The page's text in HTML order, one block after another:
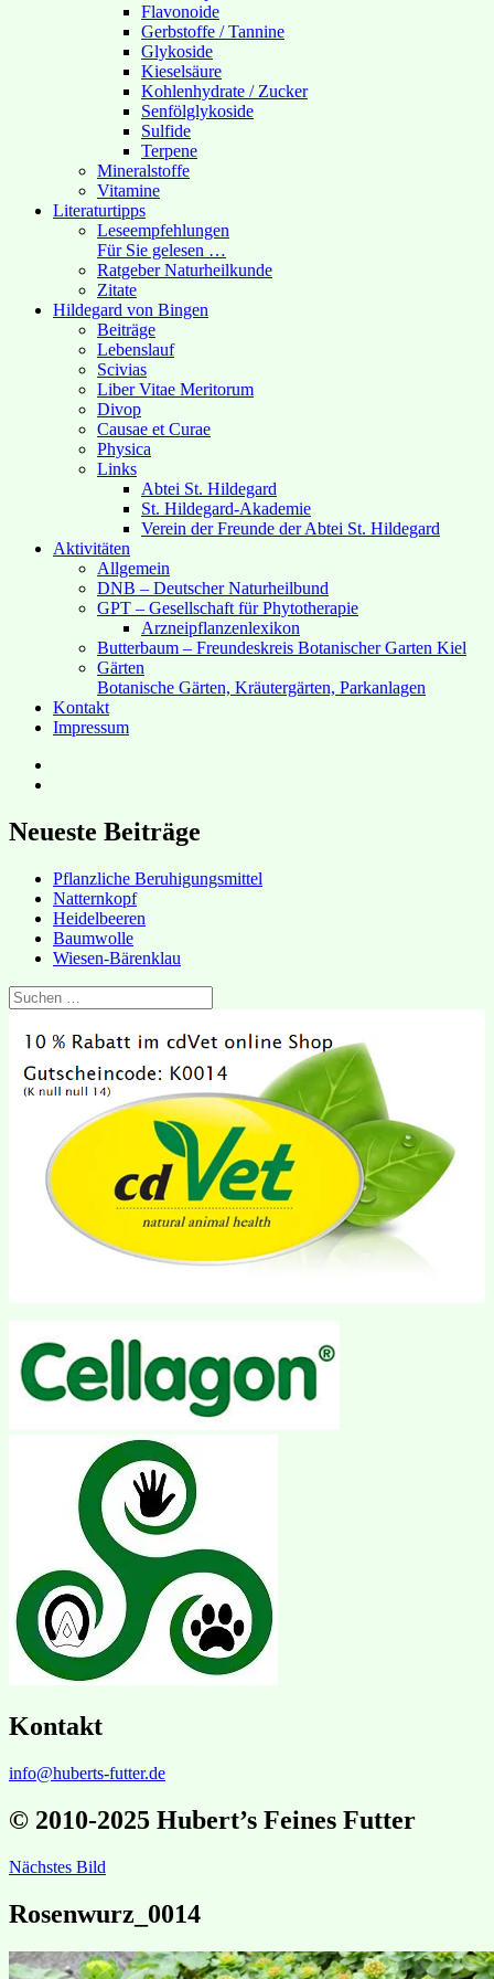
Flavonoide
Gerbstoffe / Tannine
Glykoside
Kieselsäure
Kohlenhydrate / Zucker
Senfölglykoside
Sulfide
Terpene
Mineralstoffe
Vitamine
Literaturtipps
Leseempfehlungen
Für Sie gelesen …
Ratgeber Naturheilkunde
Zitate
Hildegard von Bingen
Beiträge
Lebenslauf
Scivias
Liber Vitae Meritorum
Divop
Causae et Curae
Physica
Links
Abtei St. Hildegard
St. Hildegard-Akademie
Verein der Freunde der Abtei St. Hildegard
Aktivitäten
Allgemein
DNB – Deutscher Naturheilbund
GPT – Gesellschaft für Phytotherapie
Arzneipflanzenlexikon
Butterbaum – Freundeskreis Botanischer Garten Kiel
Gärten
Botanische Gärten, Kräutergärten, Parkanlagen
Kontakt
Impressum
Instagram
Neueste Beiträge
Pflanzliche Beruhigungsmittel
Natternkopf
Heidelbeeren
Baumwolle
Wiesen-Bärenklau
Suchen
nach:
Kontakt
info@huberts-futter.de
© 2010-2025 Hubert’s Feines Futter
Nächstes Bild
Rosenwurz_0014